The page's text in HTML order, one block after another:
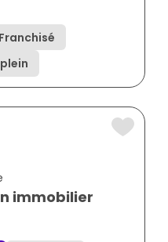
Franchisé
immobilier